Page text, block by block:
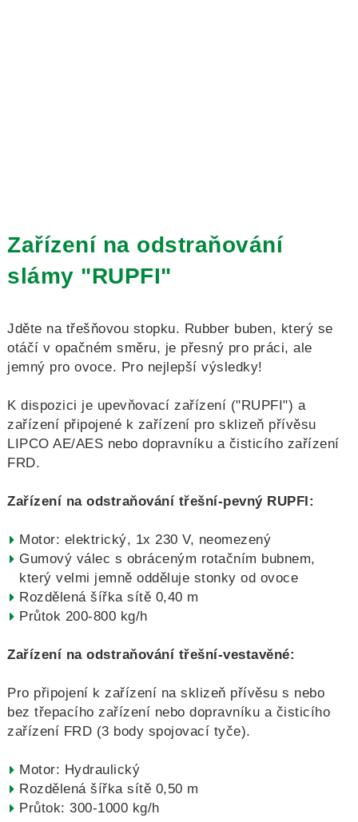
Zařízení na odstraňování
slámy "RUPFI"
Jděte na třešňovou stopku. Rubber buben, který se
otáčí v opačném směru, je přesný pro práci, ale
jemný pro ovoce. Pro nejlepší výsledky!
K dispozici je upevňovací zařízení ("RUPFI") a
zařízení připojené k zařízení pro sklizeň přívěsu
LIPCO AE/AES nebo dopravníku a čisticího zařízení
FRD.
Zařízení na odstraňování třešní-pevný RUPFI:
Motor: elektrický, 1x 230 V, neomezený
Gumový válec s obráceným rotačním bubnem,
který velmi jemně odděluje stonky od ovoce
Rozdělená šířka sítě 0,40 m
Průtok 200-800 kg/h
Zařízení na odstraňování třešní-vestavěné:
Pro připojení k zařízení na sklizeň přívěsu s nebo
bez třepacího zařízení nebo dopravníku a čisticího
zařízení FRD (3 body spojovací tyče).
Motor: Hydraulický
Rozdělená šířka sítě 0,50 m
Průtok: 300-1000 kg/h